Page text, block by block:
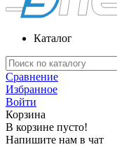
Каталог
Сравнение
Избранное
Войти
Корзина
В корзине пусто!
Напишите нам в чат